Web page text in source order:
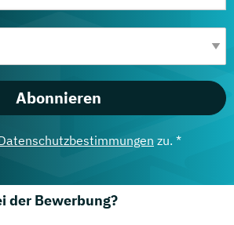
Abonnieren
zu. *
der Bewerbung?